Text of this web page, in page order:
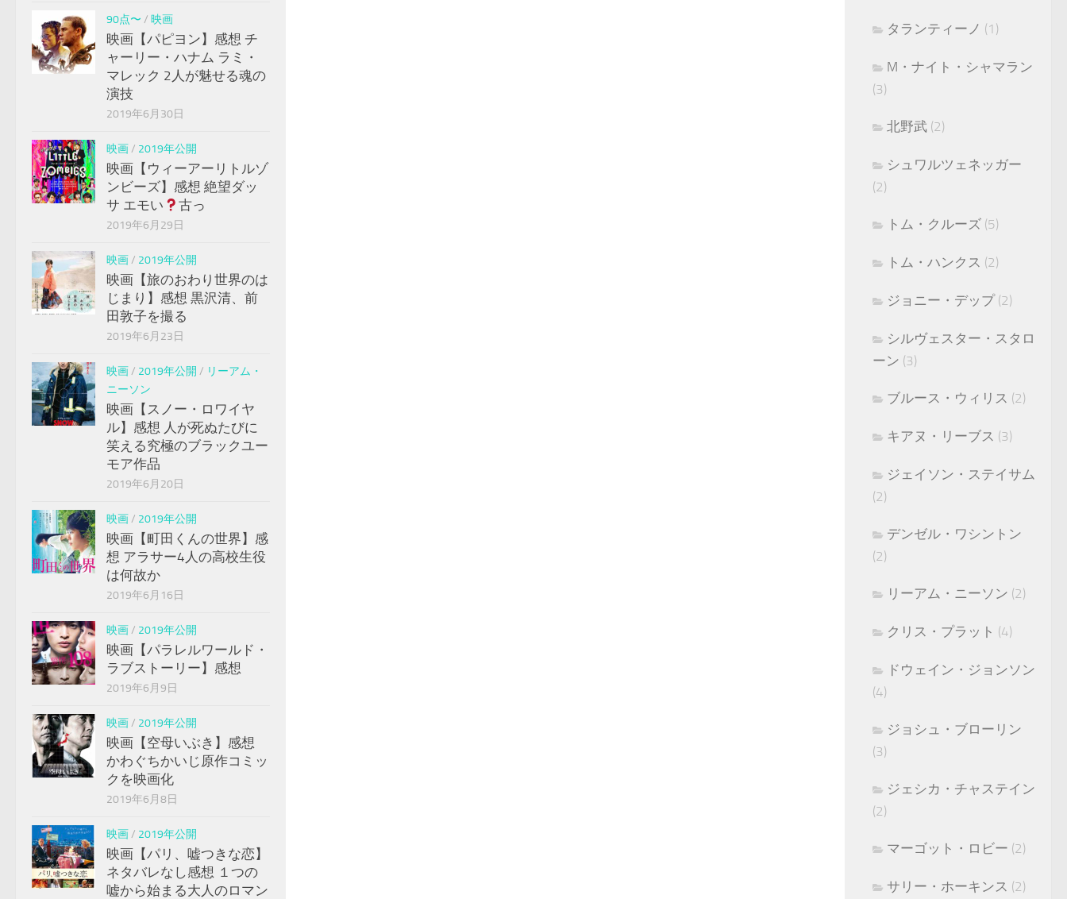
90点〜 / 映画
映画【パピヨン】感想 チ
ャーリー・ハナム ラミ・
マレック 2人が魅せる魂の
演技
2019年6月30日
映画/ 2019年公開
映画【ウィーアーリトルゾ
ンビーズ】感想 絶望ダッ
サ エモい
古っ
2019年6月29日
映画/ 2019年公開
映画【旅のおわり世界のは
じまり】感想 黒沢清、前
田敦子を撮る
2019年6月23日
映画/ 2019年公開 / リーアム・
ニーソン
映画【スノー・ロワイヤ
ル】感想 人が死ぬたびに
笑える究極のブラックユー
モア作品
2019年6月20日
映画/ 2019年公開
映画【町田くんの世界】感
想 アラサー4人の高校生役
は何故か
2019年6月16日
映画/ 2019年公開
映画【パラレルワールド・
ラブストーリー】感想
2019年6月9日
映画/ 2019年公開
映画【空母いぶき】感想
かわぐちかいじ原作コミッ
クを映画化
2019年6月8日
映画/ 2019年公開
映画【パリ、嘘つきな恋】
ネタバレなし感想 １つの
嘘から始まる大人のロマン
タランティーノ (1)
M・ナイト・シャマラン
(3)
北野武 (2)
シュワルツェネッガー
(2)
トム・クルーズ (5)
トム・ハンクス (2)
ジョニー・デップ(2)
シルヴェスター・スタロ
ーン (3)
ブルース・ウィリス (2)
キアヌ・リーブス (3)
ジェイソン・ステイサム
(2)
デンゼル・ワシントン
(2)
リーアム・ニーソン (2)
クリス・プラット (4)
ドウェイン・ジョンソン
(4)
ジョシュ・ブローリン
(3)
ジェシカ・チャステイン
(2)
マーゴット・ロビー (2)
サリー・ホーキンス (2)